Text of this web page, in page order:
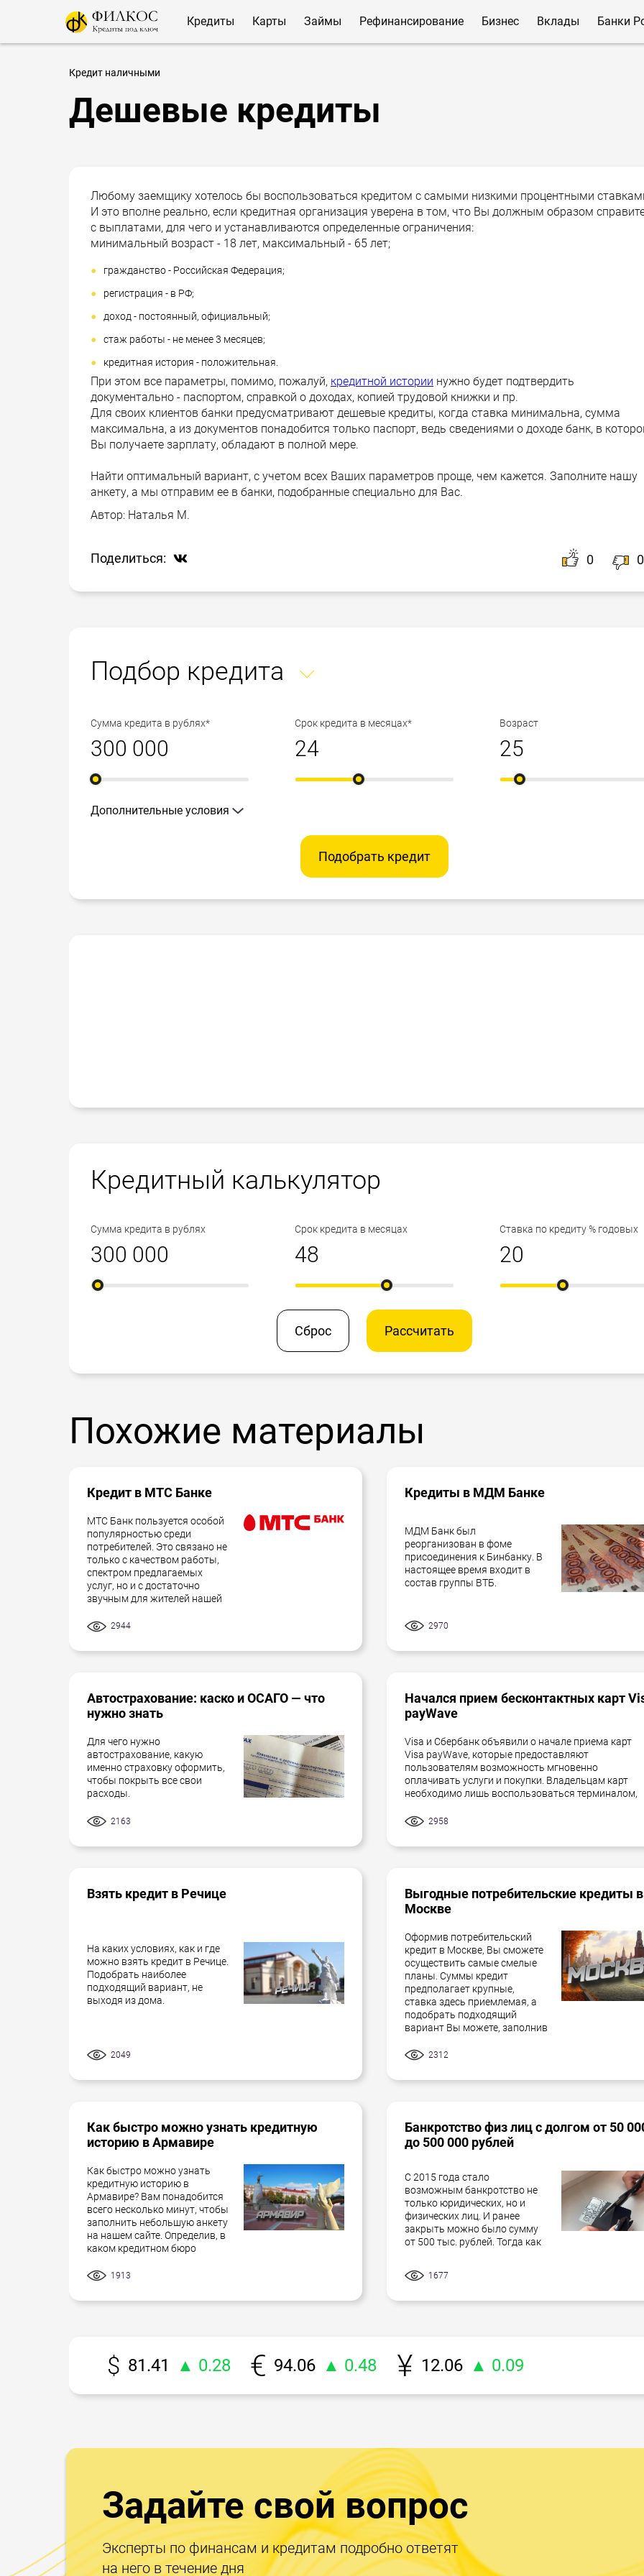
Кредиты Карты Займы Рефинансирование Бизнес Вклады Банки
Кредит наличными
Дешевые кредиты
Любому заемщику хотелось бы воспользоваться кредитом с самыми низкими процентными
И это вполне реально, если кредитная организация уверена в том, что Вы должным образом
с выплатами, для чего и устанавливаются определенные ограничения:
минимальный возраст - 18 лет, максимальный - 65 лет;
гражданство - Российская Федерация;
регистрация - в РФ;
доход - постоянный, официальный;
стаж работы - не менее 3 месяцев;
кредитная история - положительная.
При этом все параметры, помимо, пожалуй, кредитной истории нужно будет подтвердить
документально - паспортом, справкой о доходах, копией трудовой книжки и пр.
Для своих клиентов банки предусматривают дешевые кредиты, когда ставка минимальна, сумма
максимальна, а из документов понадобится только паспорт, ведь сведениями о доходе банк, в
Вы получаете зарплату, обладают в полной мере.
Найти оптимальный вариант, с учетом всех Ваших параметров проще, чем кажется. Заполните нашу
анкету, а мы отправим ее в банки, подобранные специально для Вас.
Автор: Наталья М.
Поделиться: 0 0
Подбор кредита
Сумма кредита в рублях* Срок кредита в месяцах* Возраст
Дополнительные условия
Подобрать кредит
Кредитный калькулятор
Сумма кредита в рублях Срок кредита в месяцах Ставка по кредиту % годовых
Сброс Рассчитать
Похожие материалы
Кредит в МТС Банке
МТС Банк пользуется особой
популярностью среди
потребителей. Это связано не
только с качеством работы,
спектром предлагаемых
услуг, но и с достаточно
звучным для жителей нашей
2944
Кредиты в МДМ Банке
МДМ Банк был
реорганизован в фоме
присоединения к Бинбанку. В
настоящее время входит в
состав группы ВТБ.
2970
Автострахование: каско и ОСАГО — что
нужно знать
Для чего нужно
автострахование, какую
именно страховку оформить,
чтобы покрыть все свои
расходы.
2163
Начался прием бесконтактных карт
payWave
Visa и Сбербанк объявили о начале приема карт
Visa payWave, которые предоставляют
пользователям возможность мгновенно
оплачивать услуги и покупки. Владельцам карт
необходимо лишь воспользоваться терминалом,
2958
Взять кредит в Речице
На каких условиях, как и где
можно взять кредит в Речице.
Подобрать наиболее
подходящий вариант, не
выходя из дома.
2049
Выгодные потребительские кредиты в
Москве
Оформив потребительский
кредит в Москве, Вы сможете
осуществить самые смелые
планы. Суммы кредит
предполагает крупные,
ставка здесь приемлемая, а
подобрать подходящий
вариант Вы можете, заполнив
2312
Как быстро можно узнать кредитную
историю в Армавире
Как быстро можно узнать
кредитную историю в
Армавире? Вам понадобится
всего несколько минут, чтобы
заполнить небольшую анкету
на нашем сайте. Определив, в
каком кредитном бюро
1913
Банкротство физ лиц с долгом от 50
до 500 000 рублей
С 2015 года стало
возможным банкротство не
только юридических, но и
физических лиц. И ранее
закрыть можно было сумму
от 500 тыс. рублей. Тогда как
1677
81.41 ▲ 0.28 94.06 ▲ 0.48 12.06 ▲ 0.09
Задайте свой вопрос
Эксперты по финансам и кредитам подробно ответят
на него в течение дня